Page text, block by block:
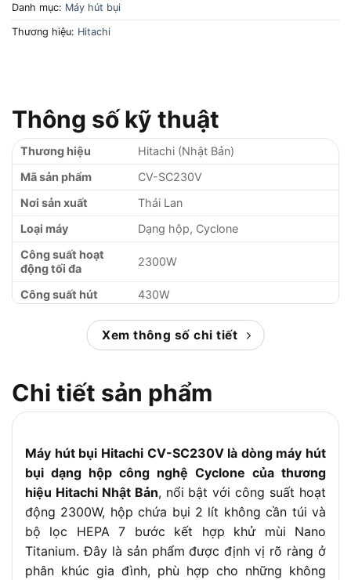
Danh mục: Máy hút bụi
Thương hiệu: Hitachi
Thông số kỹ thuật
Thương hiệu
Hitachi (Nhật Bản)
Mã sản phẩm
CV-SC230V
Nơi sản xuất
Thái Lan
Loại máy
Dạng hộp, Cyclone
Công suất hoạt
động tối đa
2300W
Công suất hút
430W
Dung tích hộp
2.0 lít
Điện áp
220V/50-60Hz
Bảng điều khiển
Tích hợp trên tay cầm
Tính năng
Thu dây tự động, đèn báo đầy bụi,
điều chỉnh lực hút
Kích thước (D x R x
C)
422 x 318 x 362 mm
Trọng lượng
6.9 kg
Màu sắc
Đỏ/Đen
Xem thông số chi tiết
Chi tiết sản phẩm
Máy hút bụi Hitachi CV-SC230V là dòng máy hút
bụi dạng hộp công nghệ Cyclone của thương
hiệu Hitachi Nhật Bản, nổi bật với công suất hoạt
động 2300W, hộp chứa bụi 2 lít không cần túi và
bộ lọc HEPA 7 bước kết hợp khử mùi Nano
Titanium. Đây là sản phẩm được định vị rõ ràng ở
phân khúc gia đình, phù hợp cho những không